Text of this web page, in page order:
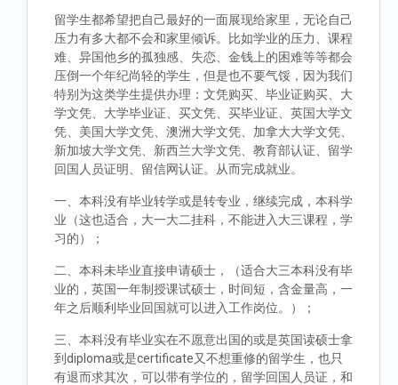
留学生都希望把自己最好的一面展现给家里，无论自己
压力有多大都不会和家里倾诉。比如学业的压力、课程
难、异国他乡的孤独感、失恋、金钱上的困难等等都会
压倒一个年纪尚轻的学生，但是也不要气馁，因为我们
特别为这类学生提供办理：文凭购买、毕业证购买、大
学文凭、大学毕业证、买文凭、买毕业证、英国大学文
凭、美国大学文凭、澳洲大学文凭、加拿大大学文凭、
新加坡大学文凭、新西兰大学文凭、教育部认证、留学
回国人员证明、留信网认证。从而完成就业。
一、本科没有毕业转学或是转专业，继续完成，本科学
业（这也适合，大一大二挂科，不能进入大三课程，学
习的）；
二、本科未毕业直接申请硕士，（适合大三本科没有毕
业的，英国一年制授课试硕士，时间短，含金量高，一
年之后顺利毕业回国就可以进入工作岗位。）；
三、本科没有毕业实在不愿意出国的或是英国读硕士拿
到diploma或是certificate又不想重修的留学生，也只
有退而求其次，可以带有学位的，留学回国人员证，和